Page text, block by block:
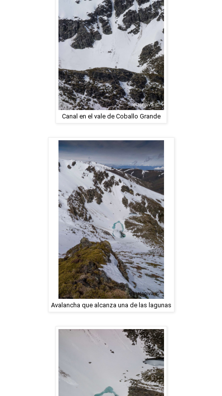
Canal en el vale de Coballo Grande
Avalancha que alcanza una de las lagunas